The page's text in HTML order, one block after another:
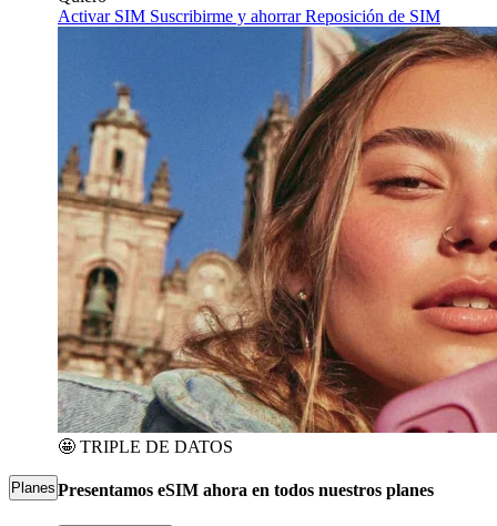
Planes
Activar SIM Suscribirme y ahorrarReposición de SIM
🤩 TRIPLE DE DATOS
Presentamos eSIM ahora en todos nuestros planes